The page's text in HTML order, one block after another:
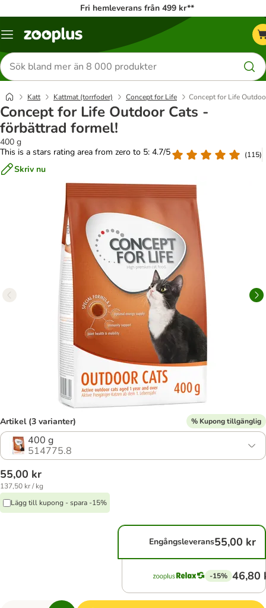
Fri hemleverans från 499 kr**
Katalogmeny
Sök
efter
produkter
Katt Kattmat (torrfoder) Concept for Life Concept for Life
Concept for Life Outdoor Cats -
förbättrad formel!
400 g
This is a stars rating area from zero to 5: 4.7/5
(115)
Skriv nu
Artikel (3 varianter) % Kupong tillgänglig
400 g
514775.8
55,00 kr
137,50 kr / kg
Lägg till kupong - spara -15%
Engångsleverans55,00 kr
-15% 46,80